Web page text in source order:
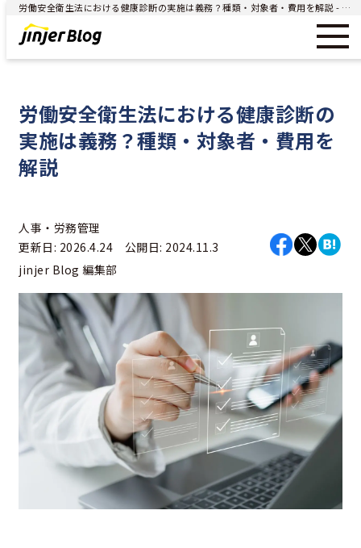
労働安全衛生法における健康診断の実施は義務？種類・対象者・費用を解説 - ジンジャー（jinjer）｜統合型人事システム
労働安全衛生法における健康診断の
実施は義務？種類・対象者・費用を
解説
人事・労務管理
更新日: 2026.4.24 公開日: 2024.11.3
jinjer Blog 編集部